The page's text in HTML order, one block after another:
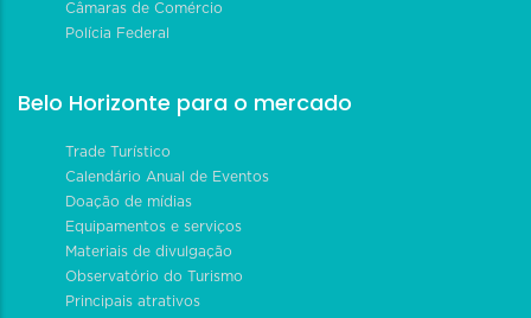
Câmaras de Comércio
Polícia Federal
Belo Horizonte para o mercado
Trade Turístico
Calendário Anual de Eventos
Doação de mídias
Equipamentos e serviços
Materiais de divulgação
Observatório do Turismo
Principais atrativos